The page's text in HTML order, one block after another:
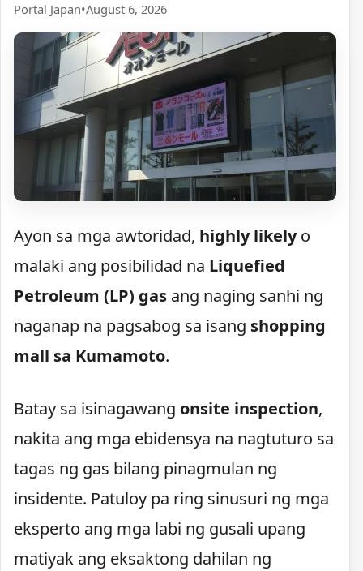
Portal Japan•August 6, 2026
Ayon sa mga awtoridad, highly likelyo
malaki ang posibilidad na Liquefied
Petroleum (LP) gas ang naging sanhi ng
naganap na pagsabog sa isang shopping
mall sa Kumamoto.
Batay sa isinagawang onsite inspection,
nakita ang mga ebidensya na nagtuturo sa
tagas ng gas bilang pinagmulan ng
insidente. Patuloy pa ring sinusuri ng mga
eksperto ang mga labi ng gusali upang
matiyak ang eksaktong dahilan ng